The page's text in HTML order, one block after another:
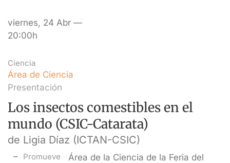
viernes, 24 Abr —
20:00h
Ciencia
Área de Ciencia
Presentación
Los insectos comestibles en el
mundo (CSIC-Catarata)
de Ligia Díaz (ICTAN-CSIC)
Promueve
Área de la Ciencia de la Feria del